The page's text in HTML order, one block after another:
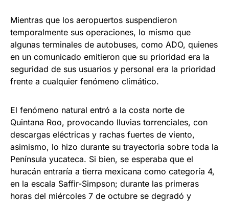
Mientras que los aeropuertos suspendieron
temporalmente sus operaciones, lo mismo que
algunas terminales de autobuses, como ADO, quienes
en un comunicado emitieron que su prioridad era la
seguridad de sus usuarios y personal era la prioridad
frente a cualquier fenómeno climático.
El fenómeno natural entró a la costa norte de
Quintana Roo, provocando lluvias torrenciales, con
descargas eléctricas y rachas fuertes de viento,
asimismo, lo hizo durante su trayectoria sobre toda la
Península yucateca. Si bien, se esperaba que el
huracán entraría a tierra mexicana como categoría 4,
en la escala Saffir-Simpson; durante las primeras
horas del miércoles 7 de octubre se degradó y